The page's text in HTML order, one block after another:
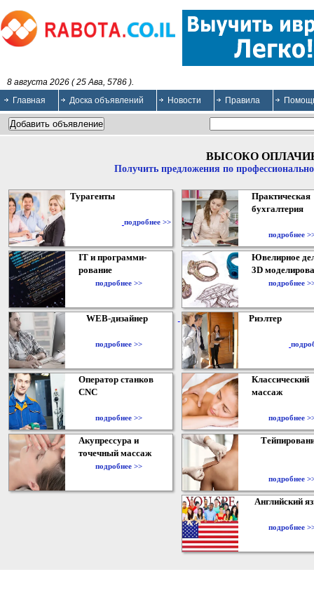
8 августа 2026 ( 25 Ава, 5786 ).
Главная
Доска объявлений Новости Правила
ВЫСОКО
Получить предложения по
Турагенты
подробнее >>
Практическая
бухгалтерия
подробнее
IT и программи-
рование
подробнее >>
Ювелирное
3D
подробнее
WEB-дизайнер
подробнее >>
Риэлтер
Оператор станков
CNC
подробнее >>
Классический
массаж
подробнее
Акупрессура и
точечный массаж
подробнее >>
подробнее
Английский
подробнее